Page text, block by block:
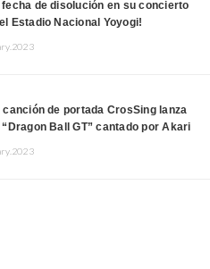
fecha de disolución en su concierto
Estadio Nacional Yoyogi!
de portada CrosSing lanza
Ball GT” cantado por Akari